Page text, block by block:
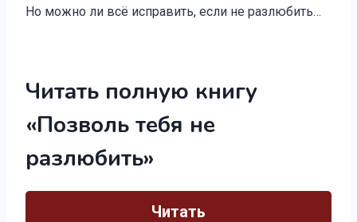
Но можно ли всё исправить, если не разлюбить…
Читать полную книгу
«Позволь тебя не
разлюбить»
Читать